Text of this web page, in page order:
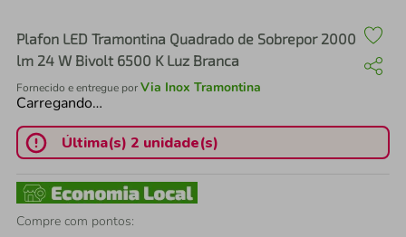
Plafon LED Tramontina Quadrado de Sobrepor 2000
lm 24 W Bivolt 6500 K Luz Branca
Fornecido e entregue porVia Inox Tramontina
Carregando…
Última(s) 2 unidade(s)
Compre com pontos: